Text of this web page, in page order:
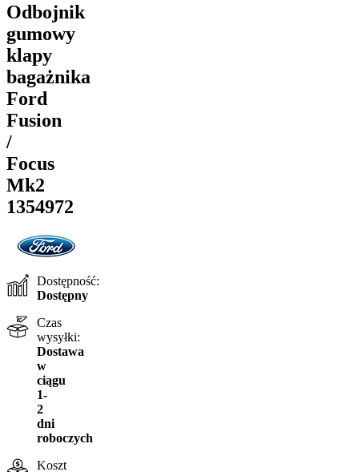
Odbojnik
gumowy
klapy
bagażnika
Ford
Fusion
/
Focus
Mk2
1354972
Dostępność:
Dostępny
Czas
wysyłki:
Dostawa
w
ciągu
1-
2
dni
roboczych
Koszt